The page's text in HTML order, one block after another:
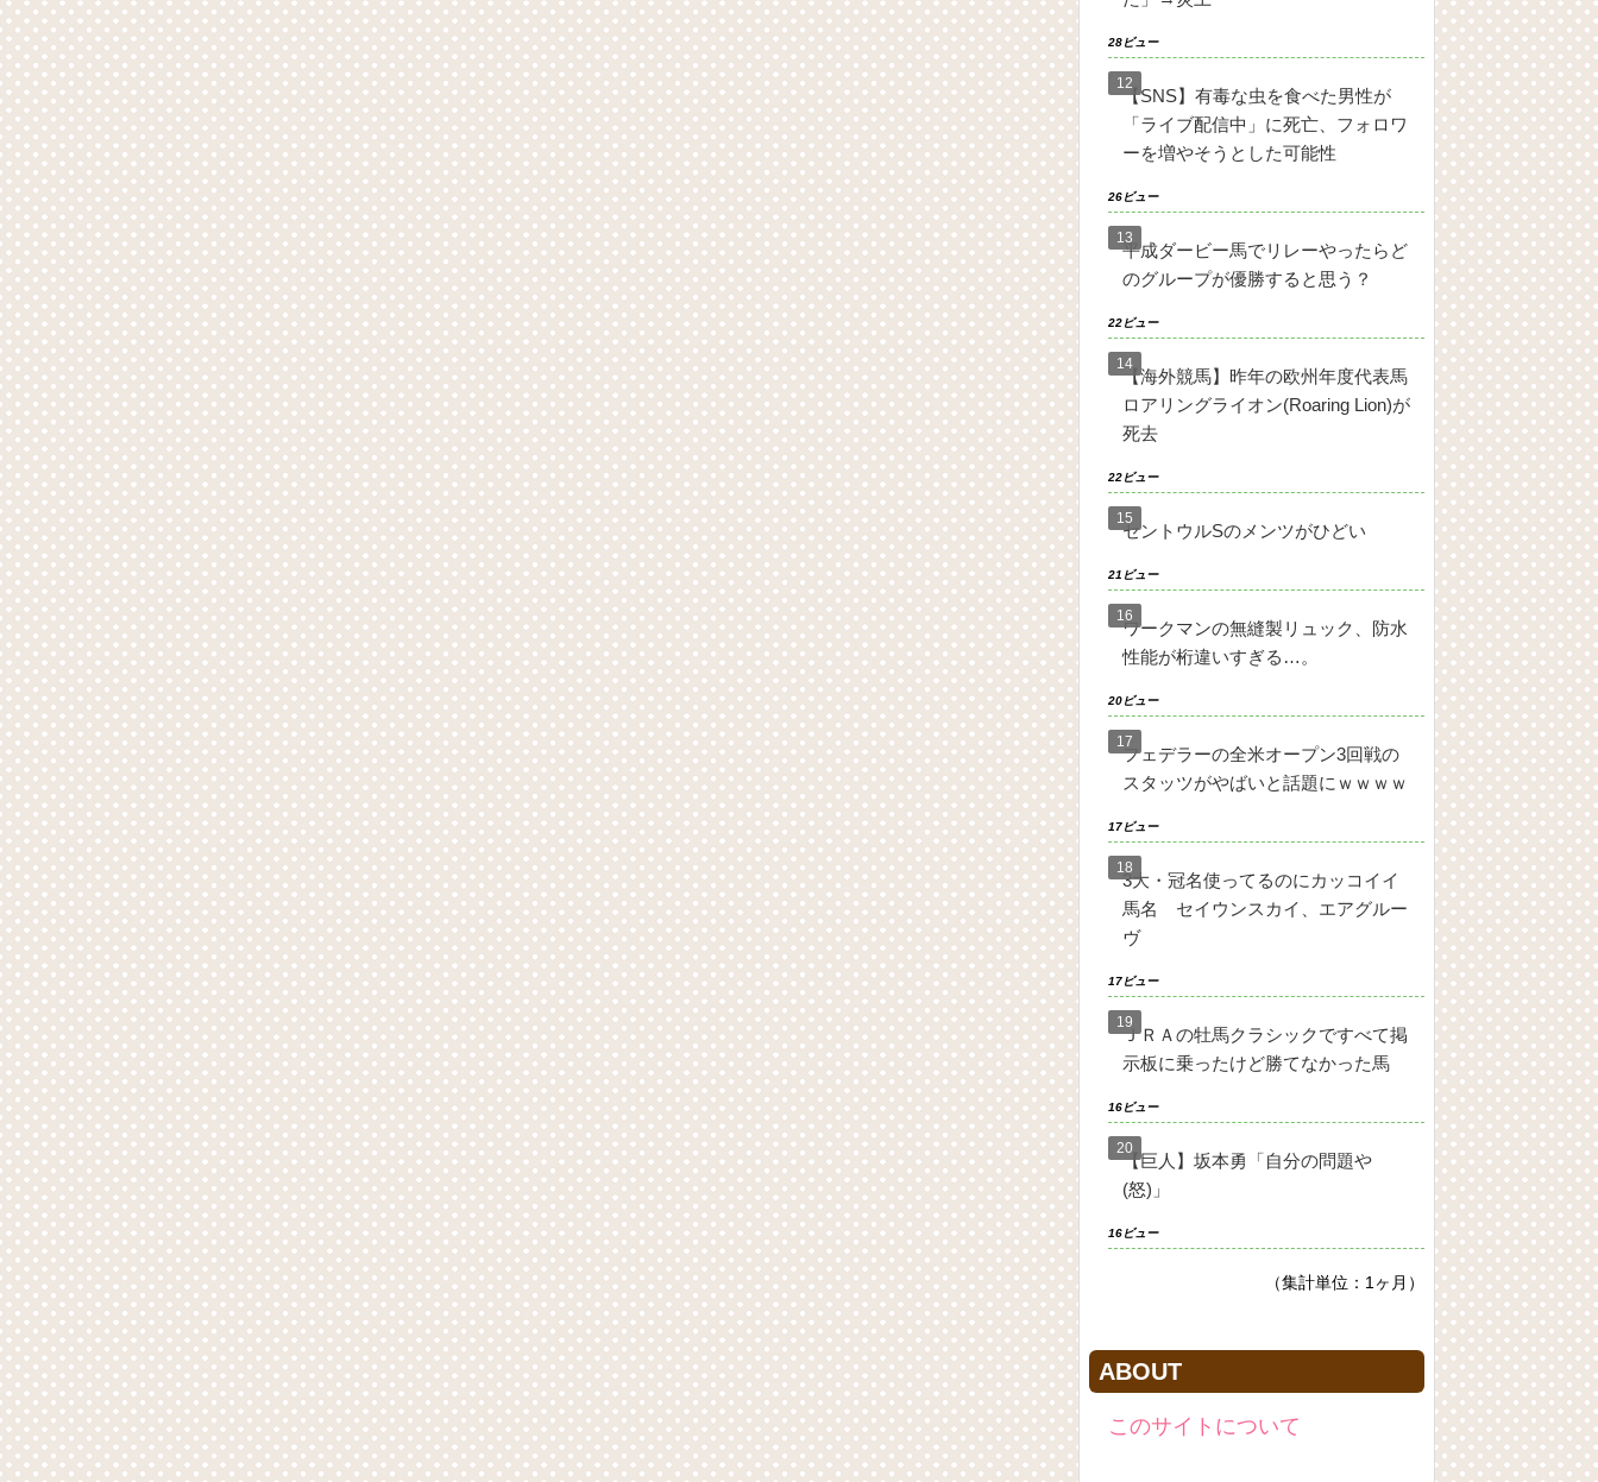
28ビュー
【SNS】有毒な虫を食べた男性が
「ライブ配信中」に死亡、フォロワ
ーを増やそうとした可能性
26ビュー
平成ダービー馬でリレーやったらど
のグループが優勝すると思う？
22ビュー
【海外競馬】昨年の欧州年度代表馬
ロアリングライオン(Roaring Lion)が
死去
22ビュー
セントウルSのメンツがひどい
21ビュー
ワークマンの無縫製リュック、防水
性能が桁違いすぎる…。
20ビュー
フェデラーの全米オープン3回戦の
スタッツがやばいと話題にｗｗｗｗ
17ビュー
3大・冠名使ってるのにカッコイイ
馬名 セイウンスカイ、エアグルー
ヴ
17ビュー
ＪＲＡの牡馬クラシックですべて掲
示板に乗ったけど勝てなかった馬
16ビュー
【巨人】坂本勇「自分の問題や
(怒)」
16ビュー
（集計単位：1ヶ月）
ABOUT
このサイトについて